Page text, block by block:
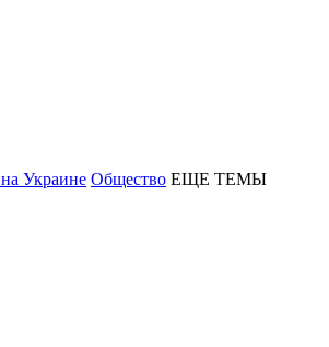
Украине Общество ЕЩЕ ТЕМЫ